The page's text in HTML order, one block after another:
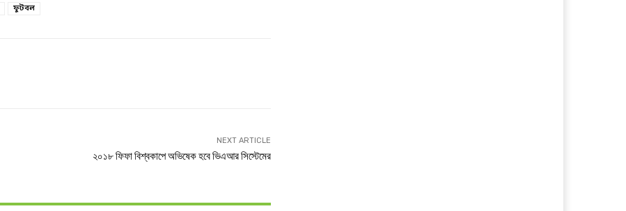
ফুটবল
NEXT ARTICLE
২০১৮ ফিফা বিশ্বকাপে অভিষেক হবে ভিএআর সিস্টেমের